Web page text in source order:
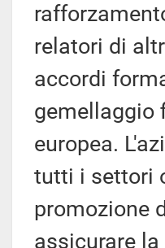
relatori di
accordi
gemellaggio
europea.
tutti i settori
promozione
assicurare